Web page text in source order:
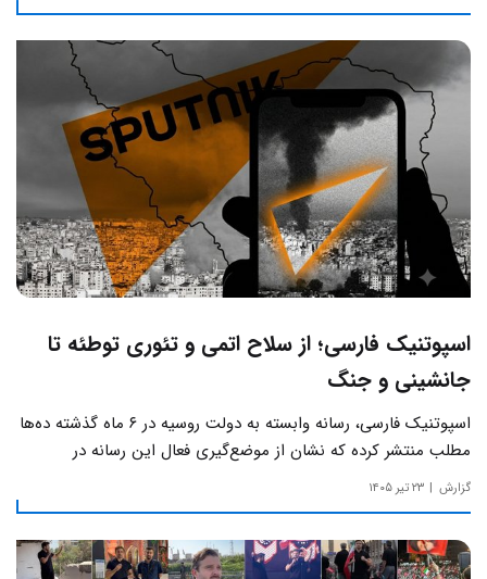
اسپوتنیک فارسی؛ از سلاح اتمی و تئوری توطئه تا
جانشینی و جنگ
اسپوتنیک فارسی، رسانه وابسته به دولت روسیه در ۶ ماه گذشته ده‌ها
مطلب منتشر کرده که نشان از موضع‌گیری فعال این رسانه‌ در
حساس‌ترین مسائل چالش‌های داخلی ایران دارد.
گزارش ۲۳ تیر ۱۴۰۵